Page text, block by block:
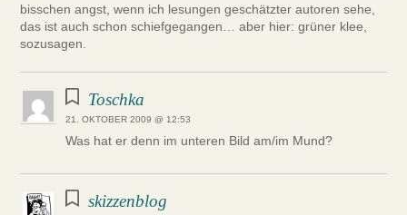
bisschen angst, wenn ich lesungen geschätzter autoren sehe,
das ist auch schon schiefgegangen… aber hier: grüner klee,
sozusagen.
Toschka
21. OKTOBER 2009 @ 12:53
Was hat er denn im unteren Bild am/im Mund?
skizzenblog